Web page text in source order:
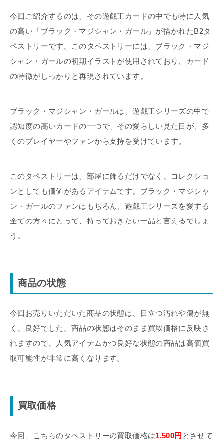
今回ご紹介するのは、その遊戯王カードの中でも特に人気
の高い「ブラック・マジシャン・ガール」が描かれたB2タ
ペストリーです。このタペストリーには、ブラック・マジ
シャン・ガールの初期イラストが使用されており、カード
の特徴がしっかりと再現されています。
ブラック・マジシャン・ガールは、遊戯王シリーズの中で
認知度の高いカードの一つで、その愛らしい見た目が、多
くのプレイヤーやファンから支持を受けています。
このタペストリーは、部屋に飾るだけでなく、コレクショ
ンとしても価値があるアイテムです。ブラック・マジシャ
ン・ガールのファンはもちろん、遊戯王シリーズを愛する
全ての方々にとって、持っておきたい一品と言えるでしょ
う。
商品の状態
今回お売りいただいた商品の状態は、目立つ汚れや傷が無
く、良好でした。商品の状態はそのまま買取価格に反映さ
れますので、人気アイテムかつ良好な状態の商品は高価買
取可能性が非常に高くなります。
買取価格
今回、こちらのタペストリーの買取価格は1,500円 とさせて